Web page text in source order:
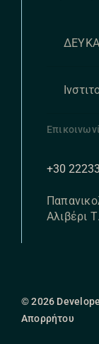
ΔΕΥΚΑ
+30
Αλιβέρι
© 2026
Απορρήτου